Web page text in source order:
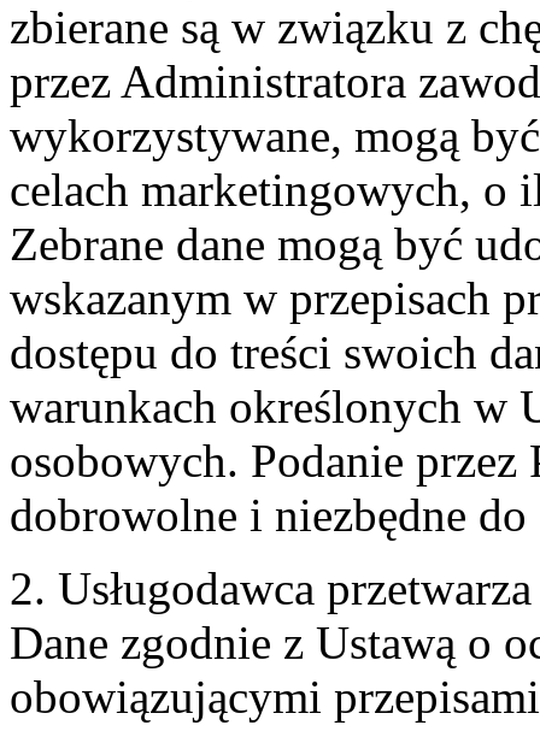
zbierane są w związku z
przez Administratora
wykorzystywane, mogą
celach marketingowych, o
Zebrane dane mogą być
wskazanym w przepisach
dostępu do treści swoich
warunkach określonych w
osobowych. Podanie przez
dobrowolne i niezbędne
2. Usługodawca
Dane zgodnie z Ustawą o
obowiązującymi